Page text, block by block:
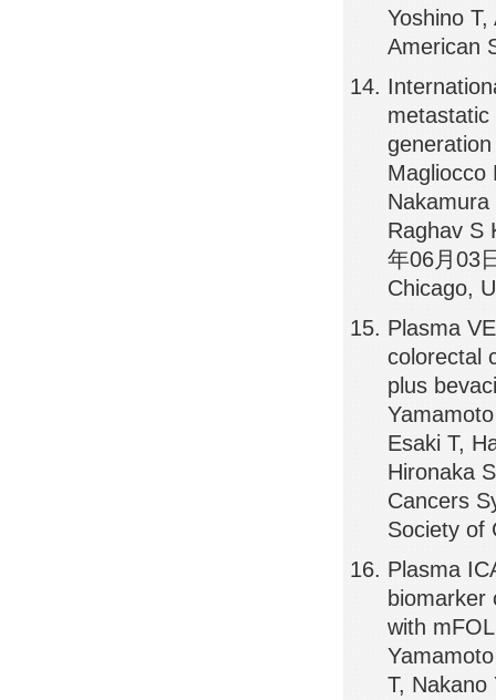
Yoshino
American
Magliocco
Nakamura
Raghav S
年06月03
Chicago,
Plasma
colorectal
plus
Esaki T,
Hironaka
Cancers
Society of
Plasma
biomarker
with
T, Nakano